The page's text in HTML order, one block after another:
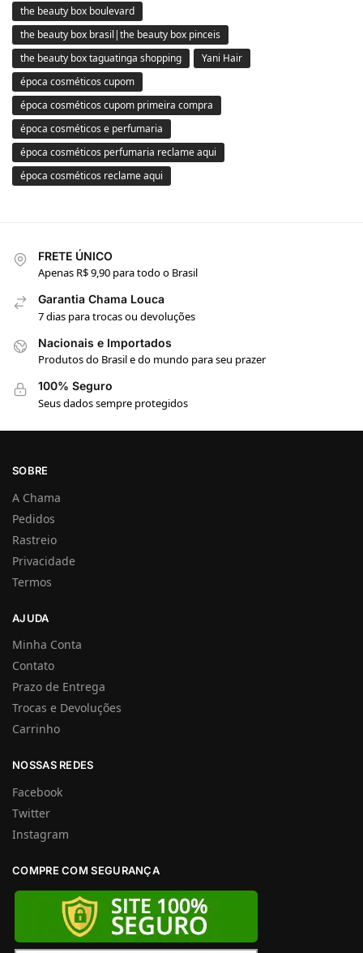
the beauty box boulevard
the beauty box brasil|the beauty box pinceis
the beauty box taguatinga shopping
Yani Hair
época cosméticos cupom
época cosméticos cupom primeira compra
época cosméticos e perfumaria
época cosméticos perfumaria reclame aqui
época cosméticos reclame aqui
FRETE ÚNICO
Apenas R$ 9,90 para todo o Brasil
Garantia Chama Louca
7 dias para trocas ou devoluções
Nacionais e Importados
Produtos do Brasil e do mundo para seu prazer
100% Seguro
Seus dados sempre protegidos
SOBRE
A Chama
Pedidos
Rastreio
Privacidade
Termos
AJUDA
Minha Conta
Contato
Prazo de Entrega
Trocas e Devoluções
Carrinho
NOSSAS REDES
Facebook
Twitter
Instagram
COMPRE COM SEGURANÇA